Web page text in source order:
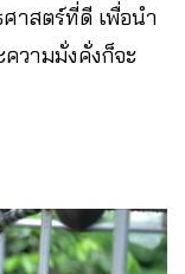
าสตร์ที่ดี เพื่อนำ
วามมั่งคั่งก็จะ